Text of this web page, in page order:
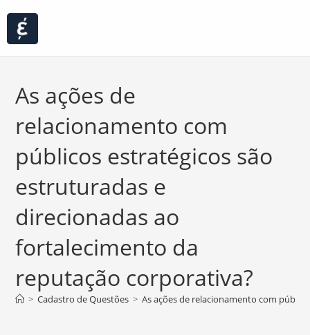
As ações de
relacionamento com
públicos estratégicos são
estruturadas e
direcionadas ao
fortalecimento da
reputação corporativa?
> Cadastro de Questões > As ações de relacionamento com